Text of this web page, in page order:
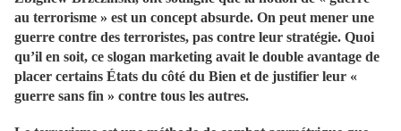
au terrorisme » est un concept absurde. On peut mener une
guerre contre des terroristes, pas contre leur stratégie. Quoi
qu’il en soit, ce slogan marketing avait le double avantage de
placer certains États du côté du Bien et de justifier leur «
guerre sans fin » contre tous les autres.